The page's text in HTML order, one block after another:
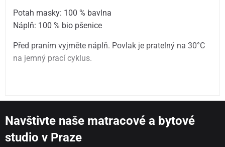
Potah masky: 100 % bavlna
Náplň: 100 % bio pšenice
Před praním vyjměte náplň. Povlak je pratelný na 30°C
na jemný prací cyklus.
Navštivte naše matracové a bytové
studio v Praze